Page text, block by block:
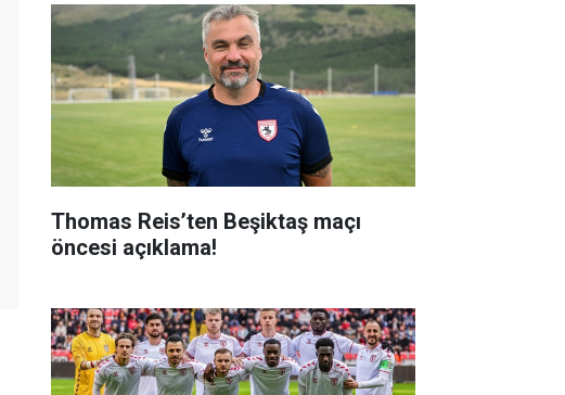
Thomas Reis’ten Beşiktaş maçı
öncesi açıklama!